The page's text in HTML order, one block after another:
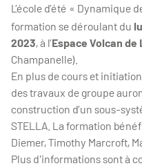
L’école d’été « Dynamique
formation se déroulant du
2023, à l’Espace Volcan
Champanelle).
En plus de cours et
des travaux de groupe
construction d’un sous-
STELLA. La formation
Diemer, Timothy Marcroft,
Plus d'informations sont à